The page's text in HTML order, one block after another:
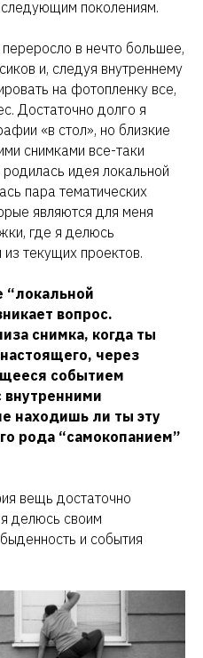
поколениям.
в нечто большее,
и, следуя внутреннему
на фотопленку все,
Достаточно долго я
«в стол», но близкие
снимками все-таки
родилась идея локальной
пара тематических
являются для меня
где я делюсь
текущих проектов.
“локальной
вопрос.
снимка, когда ты
через
событием
внутренними
находишь ли ты эту
рода “самокопанием”
вещь достаточно
я делюсь своим
и события